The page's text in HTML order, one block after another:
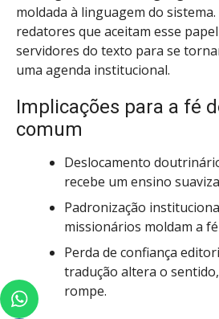
moldada à linguagem do
redatores que aceitam esse
servidores do texto para se
uma agenda institucional.
Implicações para a fé
comum
Deslocamento
recebe um ensino
Padronização
missionários moldam a
Perda de confiança
tradução altera o
rompe.